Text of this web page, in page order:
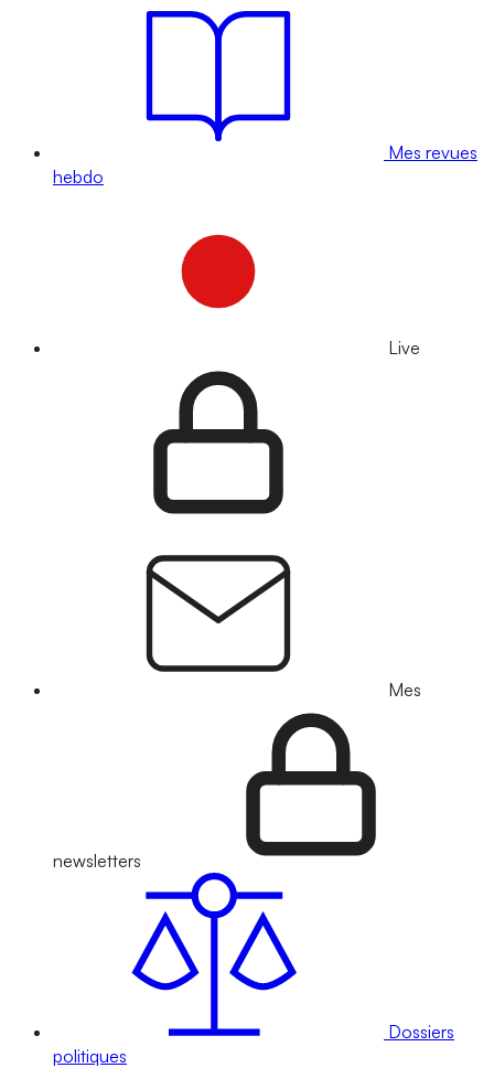
Mes revues
hebdo
Live
Mes
newsletters
Dossiers
politiques